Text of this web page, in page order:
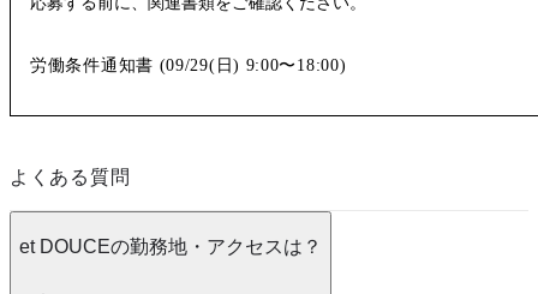
労働条件通知書 (09/29(日) 9:00〜18:00)
よくある質問
et DOUCEの勤務地・アクセスは？